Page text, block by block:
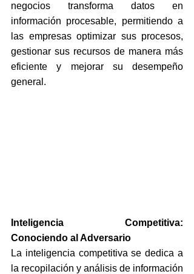
negocios transforma datos en
información procesable, permitiendo a
las empresas optimizar sus procesos,
gestionar sus recursos de manera más
eficiente y mejorar su desempeño
general.
Inteligencia Competitiva:
Conociendo al Adversario
La inteligencia competitiva se dedica a
la recopilación y análisis de información